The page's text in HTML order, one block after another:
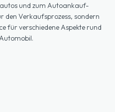
und zum Autoankauf-
den Verkaufsprozess, sondern
für verschiedene Aspekte rund